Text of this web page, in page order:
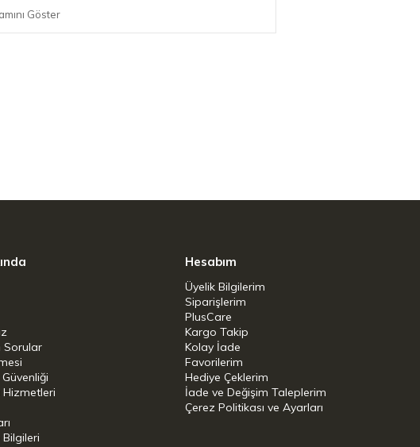
olan bu 20 cm çapındaki tava;
Göster
Sorular
Hesabım
Üyelik Bilgilerim
Siparişlerim
PlusCare
Kargo Takip
Kolay İade
Favorilerim
Hediye Çeklerim
İade ve Değişim Taleplerim
Çerez Politikası ve Ayarları